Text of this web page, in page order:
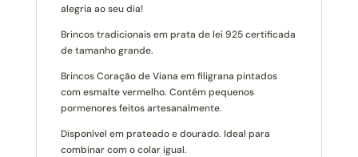
alegria ao seu dia!
Brincos tradicionais em prata de lei 925 certificada
de tamanho grande.
Brincos Coração de Viana em filigrana pintados
com esmalte vermelho. Contém pequenos
pormenores feitos artesanalmente.
Disponível em prateado e dourado. Ideal para
combinar com o colar igual.